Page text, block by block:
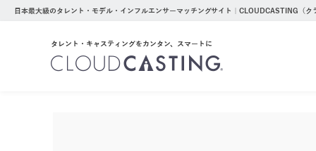
日本最大級のタレント・モデル・インフルエンサーマッチングサイト｜CLOUDCASTING（ク
タレント・キャスティングをカンタン、スマートに